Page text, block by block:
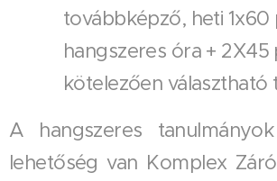
továbbképző, heti 1x60
hangszeres óra + 2X45
kötelezően választható
A hangszeres
lehetőség van Komplex